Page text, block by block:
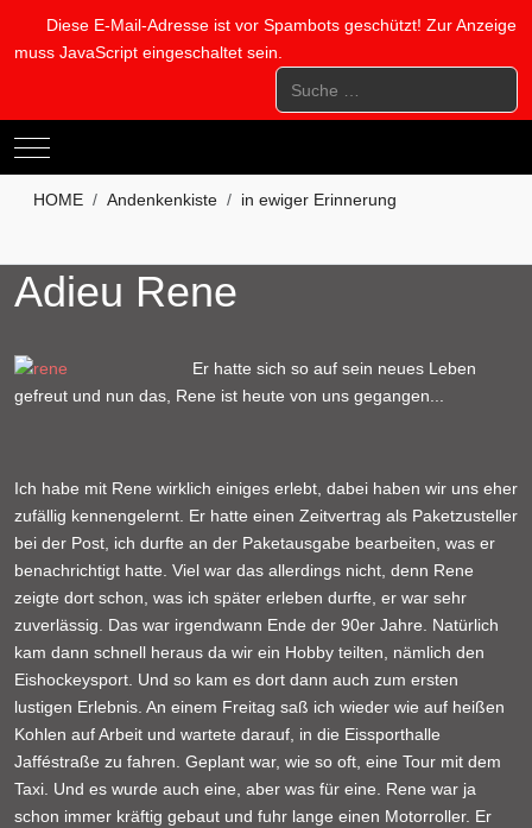
Diese E-Mail-Adresse ist vor Spambots geschützt! Zur Anzeige
muss JavaScript eingeschaltet sein.
Suchen
Mobile Menu Toggle
HOME Andenkenkiste in ewiger Erinnerung
Adieu Rene
Er hatte sich so auf sein neues Leben
gefreut und nun das, Rene ist heute von uns gegangen...
Ich habe mit Rene wirklich einiges erlebt, dabei haben wir uns eher
zufällig kennengelernt. Er hatte einen Zeitvertrag als Paketzusteller
bei der Post, ich durfte an der Paketausgabe bearbeiten, was er
benachrichtigt hatte. Viel war das allerdings nicht, denn Rene
zeigte dort schon, was ich später erleben durfte, er war sehr
zuverlässig. Das war irgendwann Ende der 90er Jahre. Natürlich
kam dann schnell heraus da wir ein Hobby teilten, nämlich den
Eishockeysport. Und so kam es dort dann auch zum ersten
lustigen Erlebnis. An einem Freitag saß ich wieder wie auf heißen
Kohlen auf Arbeit und wartete darauf, in die Eissporthalle
Jafféstraße zu fahren. Geplant war, wie so oft, eine Tour mit dem
Taxi. Und es wurde auch eine, aber was für eine. Rene war ja
schon immer kräftig gebaut und fuhr lange einen Motorroller. Er